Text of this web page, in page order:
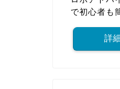
で初心者も
詳